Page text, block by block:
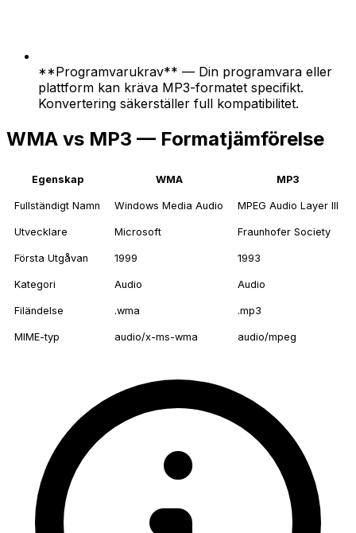
**Programvarukrav** — Din programvara eller
plattform kan kräva MP3-formatet specifikt.
Konvertering säkerställer full kompatibilitet.
WMA vs MP3 — Formatjämförelse
Egenskap WMA MP3
Fullständigt Namn Windows Media Audio MPEG Audio Layer III
Utvecklare Microsoft Fraunhofer Society
Första Utgåvan 1999 1993
Kategori Audio Audio
Filändelse .wma .mp3
MIME-typ audio/x-ms-wma audio/mpeg